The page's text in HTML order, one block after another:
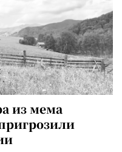
из мема